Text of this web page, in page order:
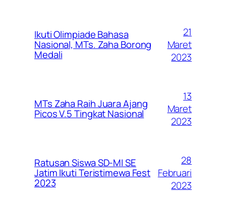
Ikuti Olimpiade Bahasa
Nasional, MTs. Zaha Borong
Medali
21
Maret
2023
MTs Zaha Raih Juara Ajang
Picos V.5 Tingkat Nasional
13
Maret
2023
Ratusan Siswa SD-MI SE
Jatim Ikuti Teristimewa Fest
2023
28
Februari
2023